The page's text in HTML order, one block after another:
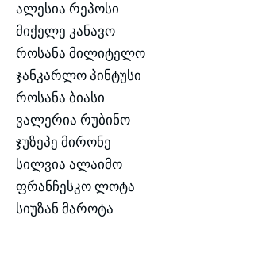
ალესია რეპოსი
მიქელე კანავო
როსანა მილიტელო
ჯანკარლო პინტუსი
როსანა ბიასი
ვალერია რუბინო
ჯუზეპე მირონე
სილვია ალაიმო
ფრანჩესკო ლოტა
სიუზან მაროტა